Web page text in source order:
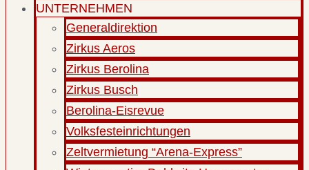
UNTERNEHMEN
Generaldirektion
Zirkus Aeros
Zirkus Berolina
Zirkus Busch
Berolina-Eisrevue
Volksfesteinrichtungen
Zeltvermietung “Arena-Express”